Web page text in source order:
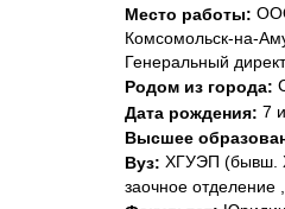
Место работы:
Комсомольск-на-
Генеральный
Родом из города:
Дата рождения: 7
Высшее
Вуз: ХГУЭП (бывш.
заочное отделение